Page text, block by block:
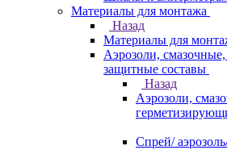
Материалы для монтажа
Назад
Материалы для
Аэрозоли,
защитные составы
Назад
Аэрозоли,
Спрей/